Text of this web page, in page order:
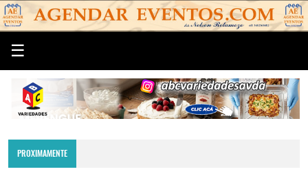
☰
PROXIMAMENTE